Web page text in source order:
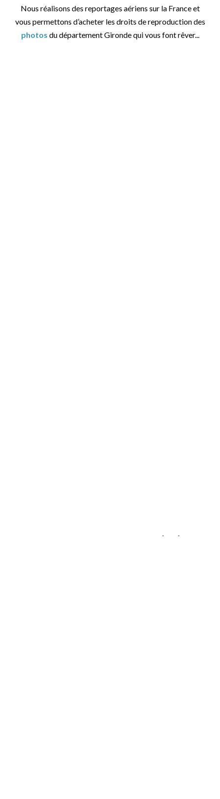
Nous réalisons des reportages aériens sur la France et
vous permettons d’acheter les droits de reproduction des
photos du département Gironde qui vous font rêver...